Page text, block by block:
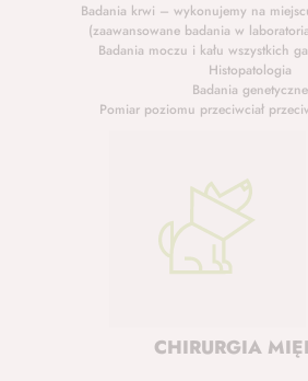
Badania krwi – wykonujemy na
(zaawansowane badania w
Badania moczu i kału wszystkich
Histopatologia
Badania genetyczne
Pomiar poziomu przeciwciał
CHIRURGIA